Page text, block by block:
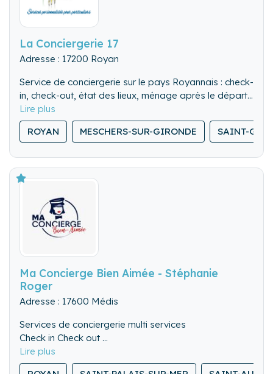
La Conciergerie 17
Adresse : 17200 Royan
Service de conciergerie sur le pays Royannais : check-
in, check-out, état des lieux, ménage après le départ
de locataires, gestion du linge, intervention pendant le
séjour, mise en relation artisans, hivernage.
ROYAN MESCHERS-SUR-GIRONDE SAINT-
Ma Concierge Bien Aimée - Stéphanie
Roger
Adresse : 17600 Médis
Services de conciergerie multi services
Check in Check out
Ménage professionnel minutieux
Ménage approfondi(hivernage)